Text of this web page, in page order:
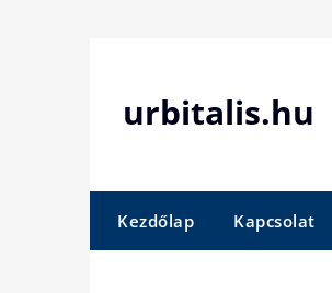
urbitalis.hu
Kezdőlap Kapcsolat